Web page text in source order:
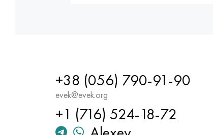
+38 (056) 790-91-90
evek@evek.org
+1 (716) 524-18-72